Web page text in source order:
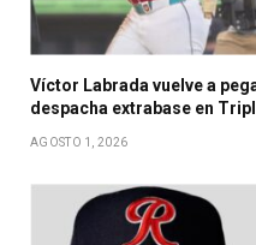
Víctor Labrada vuelve a
despacha extrabase en
AGOSTO 1, 2026